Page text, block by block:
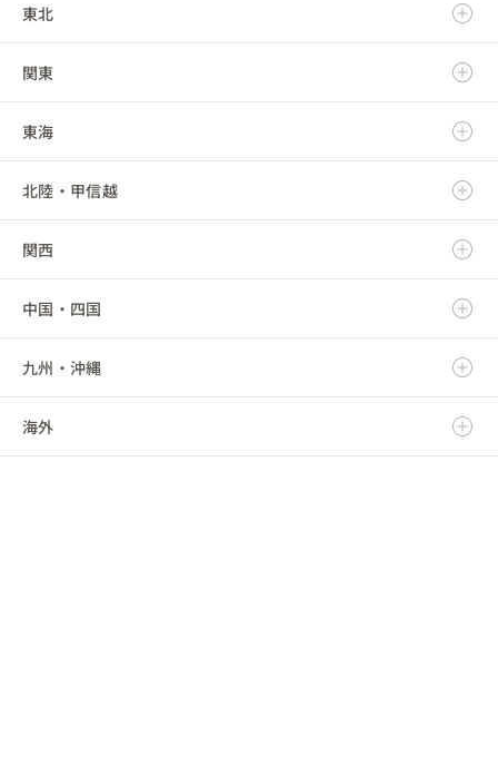
北海道
東北
青森県
岩手県
宮城県
秋田県
山形県
福島県
関東
茨城県
栃木県
群馬県
埼玉県
千葉県
東京都
東海
岐阜県
静岡県
愛知県
三重県
北陸・甲信越
新潟県
富山県
石川県
福井県
関西
滋賀県
京都府
大阪府
中国・四国
鳥取県
島根県
九州・沖縄
福岡県
海外